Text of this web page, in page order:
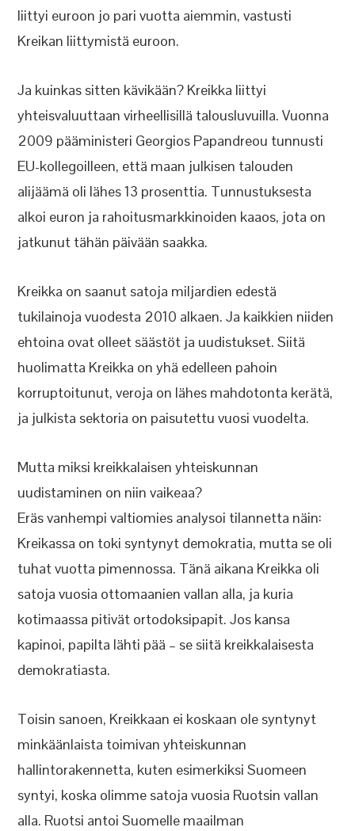
liittyi euroon jo pari vuotta aiemmin, vastusti
Kreikan liittymistä euroon.
Ja kuinkas sitten kävikään? Kreikka liittyi
yhteisvaluuttaan virheellisillä talousluvuilla. Vuonna
2009 pääministeri Georgios Papandreou tunnusti
EU-kollegoilleen, että maan julkisen talouden
alijäämä oli lähes 13 prosenttia. Tunnustuksesta
alkoi euron ja rahoitusmarkkinoiden kaaos, jota on
jatkunut tähän päivään saakka.
Kreikka on saanut satoja miljardien edestä
tukilainoja vuodesta 2010 alkaen. Ja kaikkien niiden
ehtoina ovat olleet säästöt ja uudistukset. Siitä
huolimatta Kreikka on yhä edelleen pahoin
korruptoitunut, veroja on lähes mahdotonta kerätä,
ja julkista sektoria on paisutettu vuosi vuodelta.
Mutta miksi kreikkalaisen yhteiskunnan
uudistaminen on niin vaikeaa?
Eräs vanhempi valtiomies analysoi tilannetta näin:
Kreikassa on toki syntynyt demokratia, mutta se oli
tuhat vuotta pimennossa. Tänä aikana Kreikka oli
satoja vuosia ottomaanien vallan alla, ja kuria
kotimaassa pitivät ortodoksipapit. Jos kansa
kapinoi, papilta lähti pää – se siitä kreikkalaisesta
demokratiasta.
Toisin sanoen, Kreikkaan ei koskaan ole syntynyt
minkäänlaista toimivan yhteiskunnan
hallintorakennetta, kuten esimerkiksi Suomeen
syntyi, koska olimme satoja vuosia Ruotsin vallan
alla. Ruotsi antoi Suomelle maailman